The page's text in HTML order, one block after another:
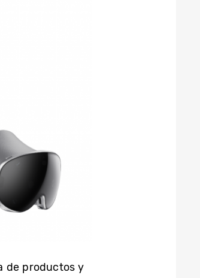
de productos y